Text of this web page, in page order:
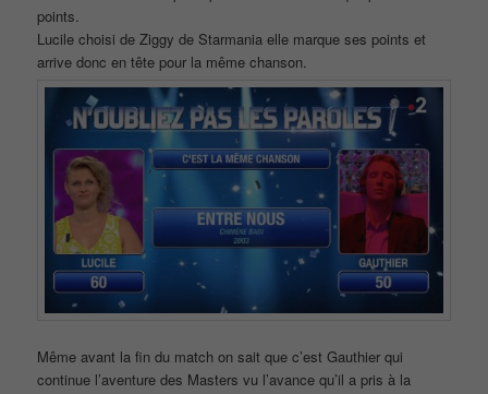
points.
Lucile choisi de Ziggy de Starmania elle marque ses points et
arrive donc en tête pour la même chanson.
Même avant la fin du match on sait que c’est Gauthier qui
continue l’aventure des Masters vu l’avance qu’il a pris à la